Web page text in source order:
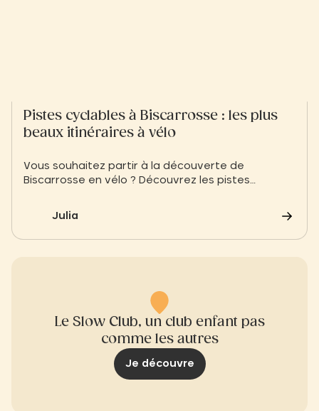
Pistes cyclables à Biscarrosse : les plus
beaux itinéraires à vélo
Vous souhaitez partir à la découverte de
Biscarrosse en vélo ? Découvrez les pistes
de cœur
Julia
Le Slow Club, un club enfant pas
comme les autres
Je découvre